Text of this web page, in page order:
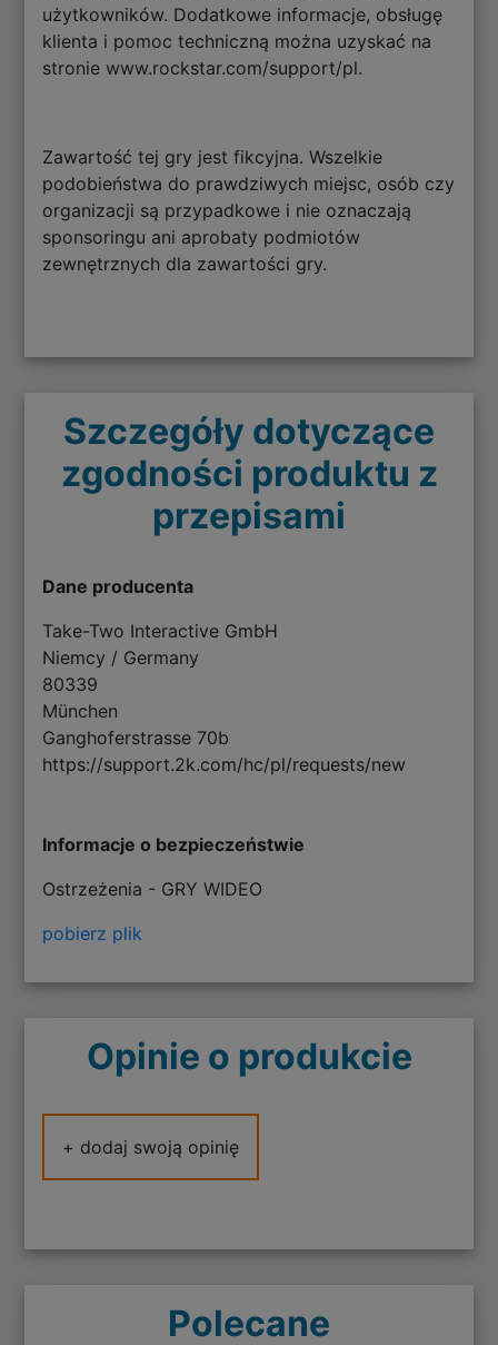
użytkowników. Dodatkowe informacje, obsługę
klienta i pomoc techniczną można uzyskać na
stronie www.rockstar.com/support/pl.
Zawartość tej gry jest fikcyjna. Wszelkie
podobieństwa do prawdziwych miejsc, osób czy
organizacji są przypadkowe i nie oznaczają
sponsoringu ani aprobaty podmiotów
zewnętrznych dla zawartości gry.
Szczegóły dotyczące
zgodności produktu z
przepisami
Dane producenta
Take-Two Interactive GmbH
Niemcy / Germany
80339
München
Ganghoferstrasse 70b
https://support.2k.com/hc/pl/requests/new
Informacje o bezpieczeństwie
Ostrzeżenia - GRY WIDEO
pobierz plik
Opinie o produkcie
+ dodaj swoją opinię
Polecane